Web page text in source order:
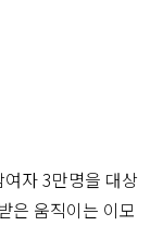
자 3만명을 대상
은 움직이는 이모